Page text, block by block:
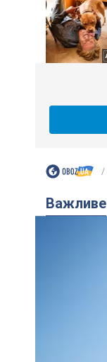
Важливе